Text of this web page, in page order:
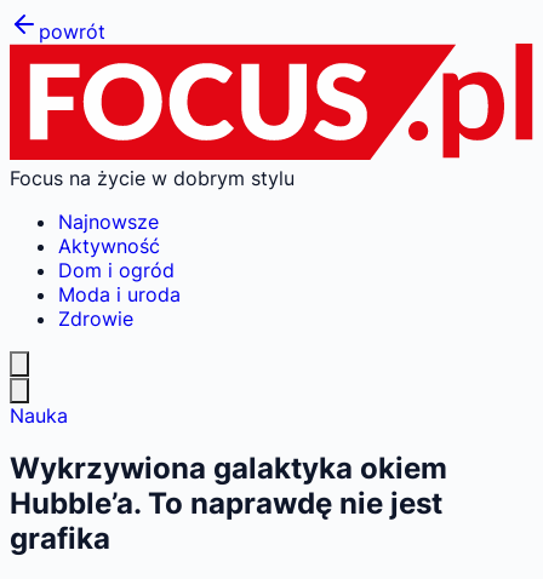
powrót
Focus na życie w dobrym stylu
Najnowsze
Aktywność
Dom i ogród
Moda i uroda
Zdrowie
Nauka
Wykrzywiona galaktyka okiem
Hubble’a. To naprawdę nie jest
grafika